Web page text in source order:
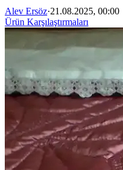
Alev Ersöz·21.08.2025, 00:00
Ürün Karşılaştırmaları